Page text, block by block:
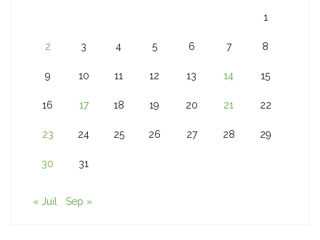
1
2 3 4 5 6 7 8
9 10 11 12 13 14 15
16 17 18 19 20 21 22
23 24 25 26 27 28 29
30 31
« Juil Sep »